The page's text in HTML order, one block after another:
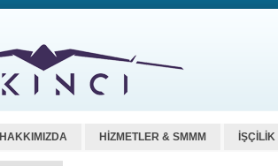
HAKKIMIZDA HİZMETLER & SMMM